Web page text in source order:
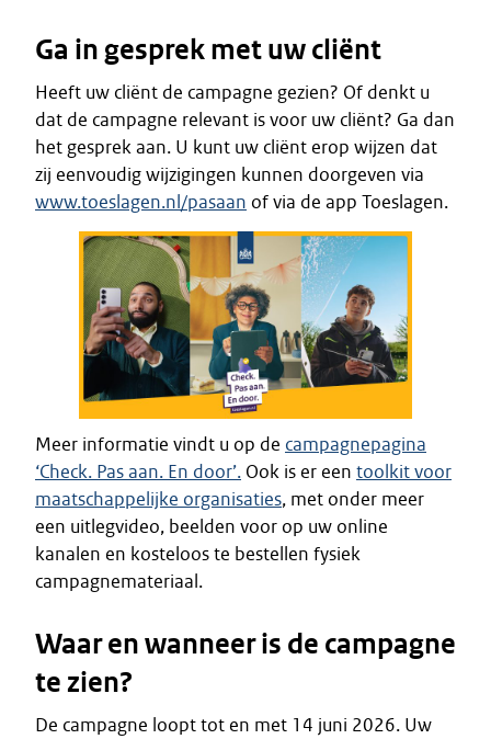
Ga in gesprek met uw cliënt
Heeft uw cliënt de campagne gezien? Of denkt u
dat de campagne relevant is voor uw cliënt? Ga dan
het gesprek aan. U kunt uw cliënt erop wijzen dat
zij eenvoudig wijzigingen kunnen doorgeven via
www.toeslagen.nl/pasaan of via de app Toeslagen.
Meer informatie vindt u op de campagnepagina
‘Check. Pas aan. En door’. Ook is er een toolkit voor
maatschappelijke organisaties, met onder meer
een uitlegvideo, beelden voor op uw online
kanalen en kosteloos te bestellen fysiek
campagnemateriaal.
Waar en wanneer is de campagne
te zien?
De campagne loopt tot en met 14 juni 2026. Uw